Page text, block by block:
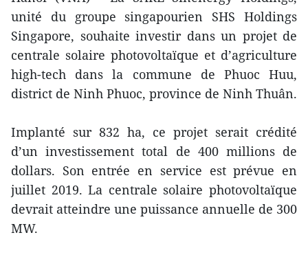
unité du groupe singapourien SHS Holdings
Singapore, souhaite investir dans un projet de
centrale solaire photovoltaïque et d’agriculture
high-tech dans la commune de Phuoc Huu,
district de Ninh Phuoc, province de Ninh Thuân.
Implanté sur 832 ha, ce projet serait crédité
d’un investissement total de 400 millions de
dollars. Son entrée en service est prévue en
juillet 2019. La centrale solaire photovoltaïque
devrait atteindre une puissance annuelle de 300
MW.